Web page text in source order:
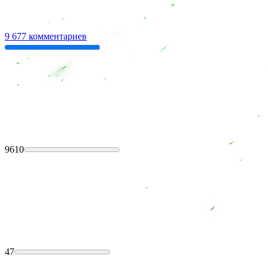
9 677 комментариев
9610
47